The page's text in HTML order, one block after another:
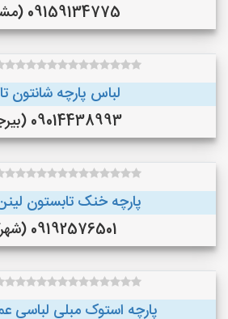
09159134775 (مشهد )
لباس پارچه شانتون
09014438993 (بیرجند )
پارچه خنک تابستون
09192576501 (شهرکرد)
پارچه استوک مبلی لباسی